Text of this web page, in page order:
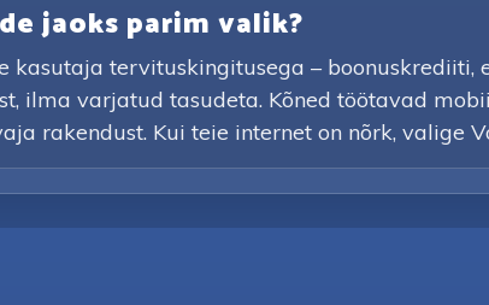
jaoks parim valik?
tervituskingitusega – boonuskrediiti,
ilma varjatud tasudeta. Kõned töötavad
rakendust. Kui teie internet on nõrk, valige